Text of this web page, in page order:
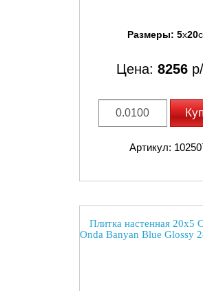
Размеры: 5x20
Цена: 8256
Артикул:
Плитка настенная 20x5
Onda Banyan Blue Glossy